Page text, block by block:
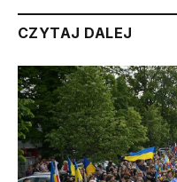
CZYTAJ DALEJ